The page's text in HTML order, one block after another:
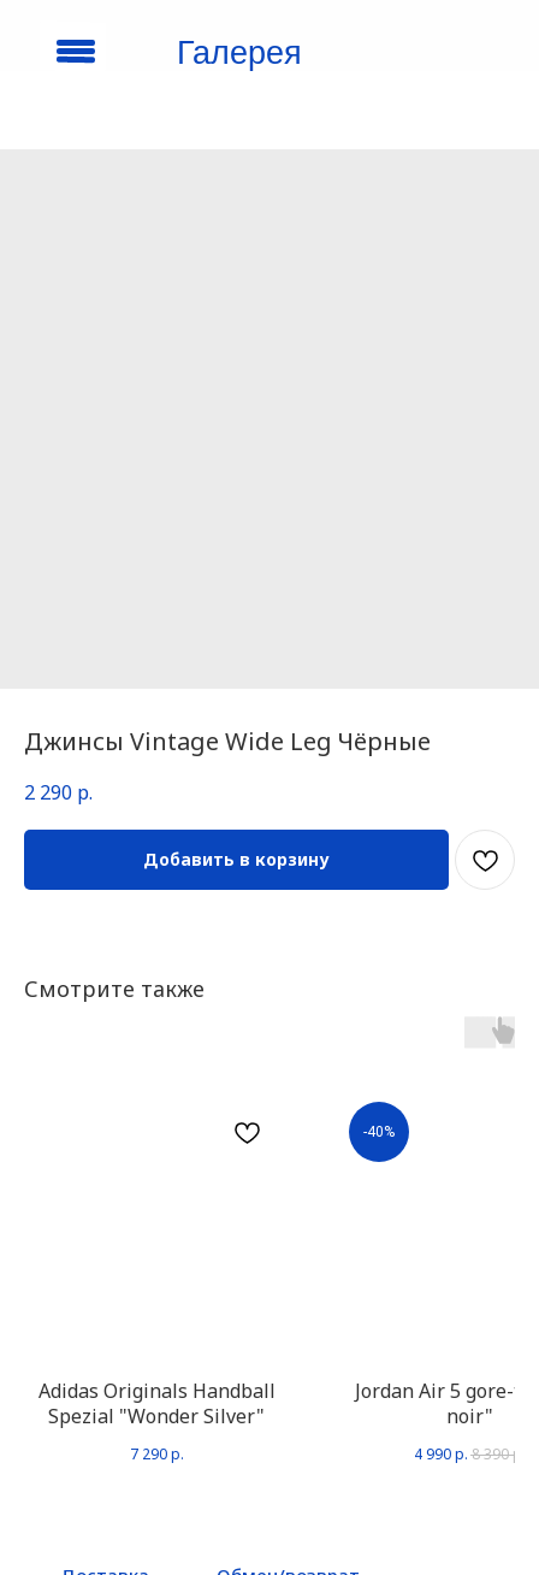
Галерея
Джинсы Vintage Wide Leg Чёрные
2 290 р.
Добавить в корзину
Смотрите также
Adidas Originals Handball
Spezial "Wonder Silver"
7 290 р.
-40%
Jordan Air 5 gore-
noir"
4 990 р. 8 390р.